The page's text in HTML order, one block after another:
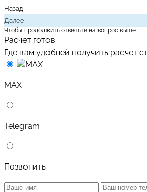
Назад
Далее
Чтобы продолжить ответьте на вопрос выше
Расчет готов
Где вам удобней получить расчет
MAX
Telegram
Позвонить